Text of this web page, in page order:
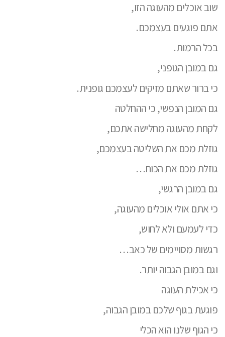
שוב אוכלים מהעוגה הזו,
אתם פוגעים בעצמכם.
בכל הרמות.
גם במובן הגופני,
כי ברור שאתם מזיקים לעצמכם גופנית.
גם המובן הנפשי, כי ההחלטה
לקחת מהעוגה מחלישה אתכם,
גוזלת מכם את השליטה בעצמכם,
גוזלת מכם את הכוח…
גם במובן הרגשי,
כי אתם אולי אוכלים מהעוגה,
כדי לעמעם ולא לחוש,
רגשות מסויימים של כאב…
וגם במובן הגבוה יותר.
כי אכילת העוגה
פוגעת בגוף שלכם במובן הגבוה,
כי הגוף שלנו הוא הכלי